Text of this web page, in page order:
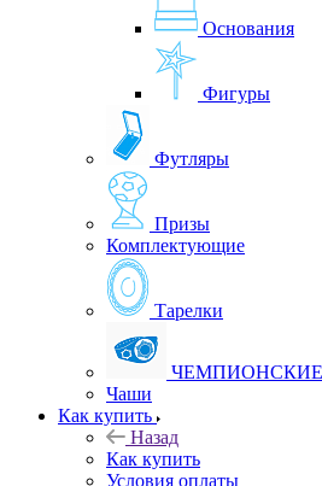
Основания
Фигуры
Футляры
Призы
Комплектующие
Тарелки
Чаши
Как купить
Назад
Как купить
Условия оплаты